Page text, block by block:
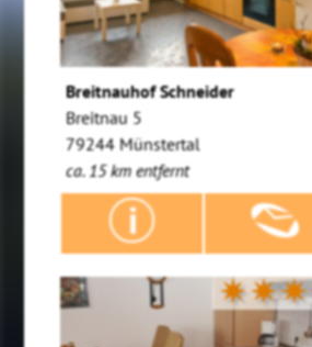
Breitnauhof Schneider
Breitnau 5
79244 Münstertal
ca. 15 km entfernt